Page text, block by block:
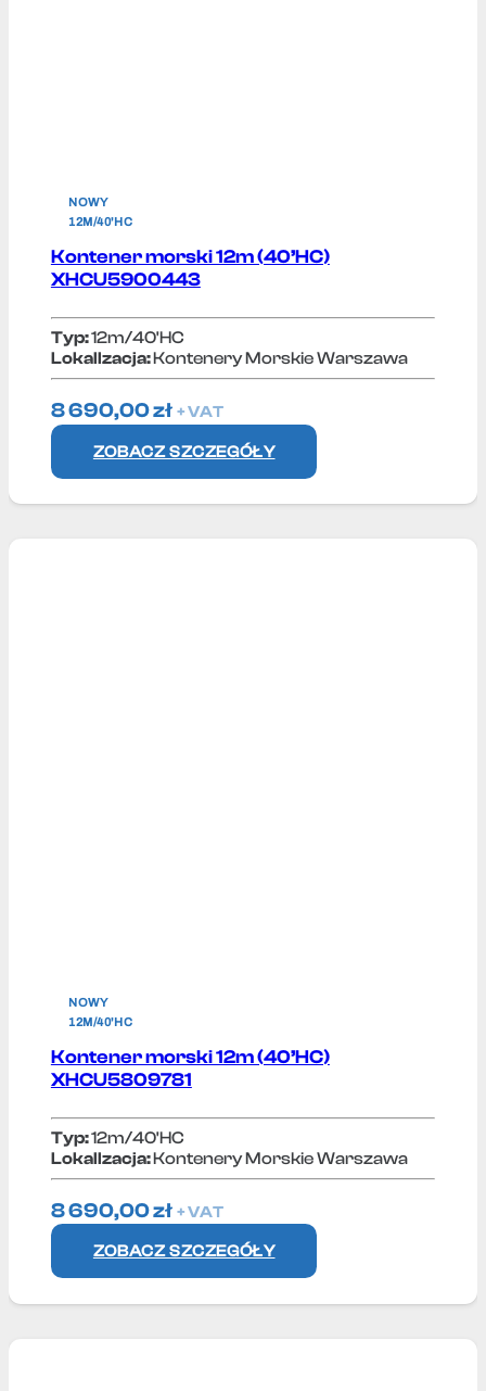
NOWY
12M/40'HC
Kontener morski 12m (40’HC)
XHCU5900443
Typ:12m/40'HC
Lokallzacja:Kontenery Morskie Warszawa
8 690,00zł + VAT
ZOBACZ SZCZEGÓŁY
NOWY
12M/40'HC
Kontener morski 12m (40’HC)
XHCU5809781
Typ:12m/40'HC
Lokallzacja:Kontenery Morskie Warszawa
8 690,00zł + VAT
ZOBACZ SZCZEGÓŁY